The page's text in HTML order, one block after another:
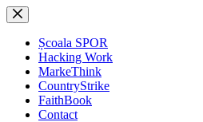
Sari
la
conținutȘcoala SPOR
Hacking Work
MarkeThink
CountryStrike
FaithBook
Contact